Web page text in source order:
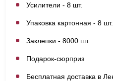
Усилители - 8 шт.
Упаковка картонная - 8 шт.
Заклепки - 8000 шт.
Подарок-сюрприз
Бесплатная доставка в